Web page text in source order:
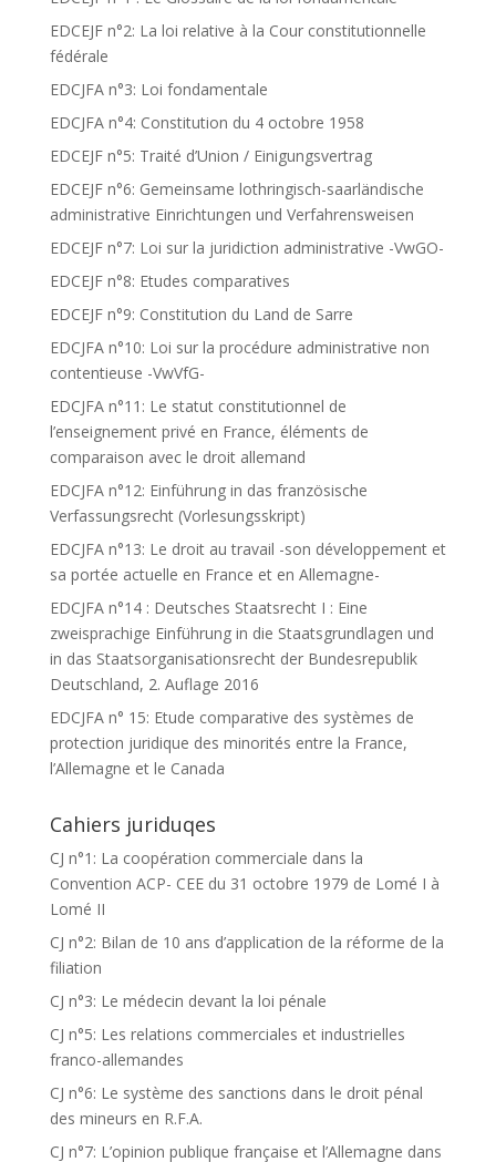
EDCEJF n°2: La loi relative à la Cour constitutionnelle
fédérale
EDCJFA n°3: Loi fondamentale
EDCJFA n°4: Constitution du 4 octobre 1958
EDCEJF n°5: Traité d’Union / Einigungsvertrag
EDCEJF n°6: Gemeinsame lothringisch-saarländische
administrative Einrichtungen und Verfahrensweisen
EDCEJF n°7: Loi sur la juridiction administrative -VwGO-
EDCEJF n°8: Etudes comparatives
EDCEJF n°9: Constitution du Land de Sarre
EDCJFA n°10: Loi sur la procédure administrative non
contentieuse -VwVfG-
EDCJFA n°11: Le statut constitutionnel de
l’enseignement privé en France, éléments de
comparaison avec le droit allemand
EDCJFA n°12: Einführung in das französische
Verfassungsrecht (Vorlesungsskript)
EDCJFA n°13: Le droit au travail -son développement et
sa portée actuelle en France et en Allemagne-
EDCJFA n°14 : Deutsches Staatsrecht I : Eine
zweisprachige Einführung in die Staatsgrundlagen und
in das Staatsorganisationsrecht der Bundesrepublik
Deutschland, 2. Auflage 2016
EDCJFA n° 15: Etude comparative des systèmes de
protection juridique des minorités entre la France,
l’Allemagne et le Canada
Cahiers juriduqes
CJ n°1: La coopération commerciale dans la
Convention ACP- CEE du 31 octobre 1979 de Lomé I à
Lomé II
CJ n°2: Bilan de 10 ans d’application de la réforme de la
filiation
CJ n°3: Le médecin devant la loi pénale
CJ n°5: Les relations commerciales et industrielles
franco-allemandes
CJ n°6: Le système des sanctions dans le droit pénal
des mineurs en R.F.A.
CJ n°7: L’opinion publique française et l’Allemagne dans